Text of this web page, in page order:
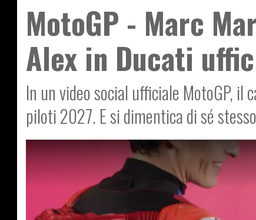
MotoGP - Marc
Alex in Ducati
In un video social ufficiale MotoGP,
piloti 2027. E si dimentica di sé stesso